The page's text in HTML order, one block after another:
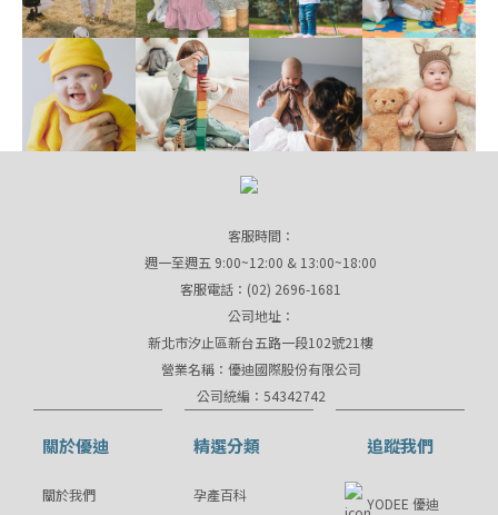
客服時間：
週一至週五 9:00~12:00 & 13:00~18:00
客服電話：(02) 2696-1681
公司地址：
新北市汐止區新台五路一段102號21樓
營業名稱：優迪國際股份有限公司
公司統編：54342742
關於優迪
關於我們
精選分類
孕產百科
追蹤我們
YODEE 優迪